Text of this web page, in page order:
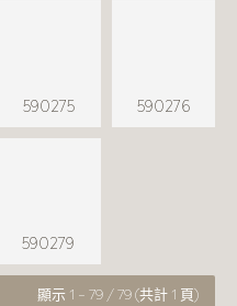
590275 590276
590279
顯示 1 - 79 / 79 (共計 1 頁)